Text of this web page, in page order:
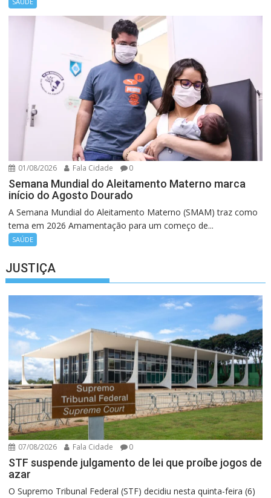
01/08/2026 Fala Cidade 0
Semana Mundial do Aleitamento Materno marca
início do Agosto Dourado
A Semana Mundial do Aleitamento Materno (SMAM) traz como
tema em 2026 Amamentação para um começo de...
SAÚDE
JUSTIÇA
07/08/2026 Fala Cidade 0
STF suspende julgamento de lei que proíbe jogos de
azar
O Supremo Tribunal Federal (STF) decidiu nesta quinta-feira (6)